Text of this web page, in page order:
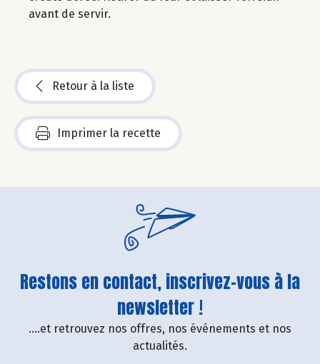
avant de servir.
Retour à la liste
Imprimer la recette
Restons en contact, inscrivez-vous à la
newsletter !
....et retrouvez nos offres, nos événements et nos
actualités.